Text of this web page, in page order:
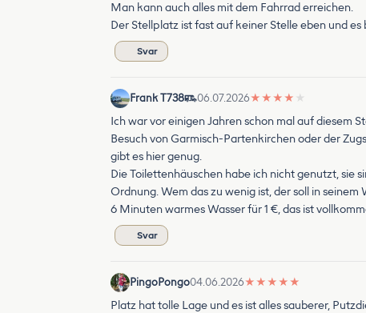
Man kann auch alles mit dem Fahrrad erreichen.
Der Stellplatz ist fast auf keiner Stelle eben und
Svar
Frank T738 06.07.2026★ ★ ★ ★ ★
Ich war vor einigen Jahren schon mal auf diesem
Besuch von Garmisch-Partenkirchen oder der
gibt es hier genug.
Die Toilettenhäuschen habe ich nicht genutzt, sie
Ordnung. Wem das zu wenig ist, der soll in seinem
6 Minuten warmes Wasser für 1 €, das ist
Svar
PingoPongo04.06.2026★ ★ ★ ★ ★
Platz hat tolle Lage und es ist alles sauberer,